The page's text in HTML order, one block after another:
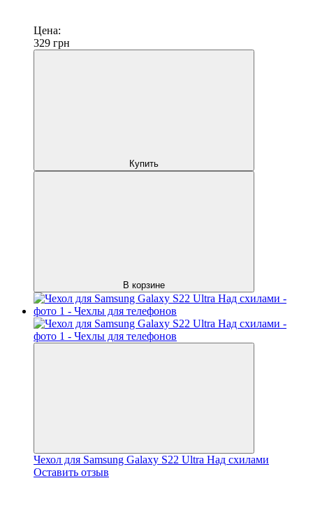
Цена:
329 грн
Купить
В корзине
Чехол для Samsung Galaxy S22 Ultra Над схилами
Оставить отзыв